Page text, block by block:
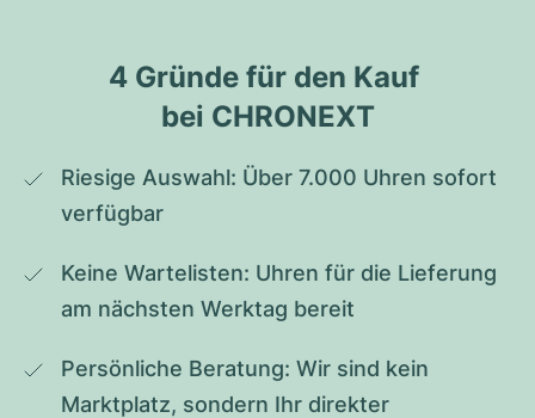
4 Gründe für den Kauf
bei CHRONEXT
Riesige Auswahl: Über 7.000 Uhren sofort
verfügbar
Keine Wartelisten: Uhren für die Lieferung
am nächsten Werktag bereit
Persönliche Beratung: Wir sind kein
Marktplatz, sondern Ihr direkter